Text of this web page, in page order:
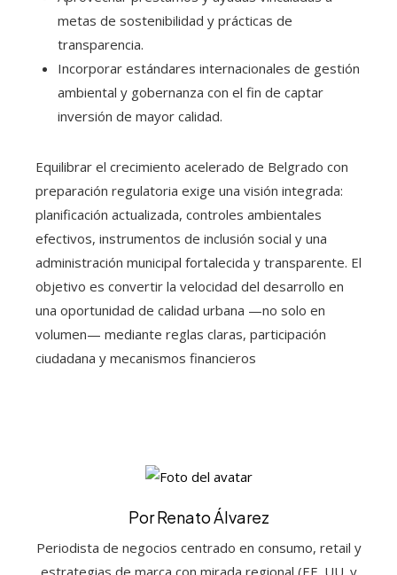
metas de sostenibilidad y prácticas de
transparencia.
Incorporar estándares internacionales de gestión
ambiental y gobernanza con el fin de captar
inversión de mayor calidad.
Equilibrar el crecimiento acelerado de Belgrado con
preparación regulatoria exige una visión integrada:
planificación actualizada, controles ambientales
efectivos, instrumentos de inclusión social y una
administración municipal fortalecida y transparente. El
objetivo es convertir la velocidad del desarrollo en
una oportunidad de calidad urbana —no solo en
volumen— mediante reglas claras, participación
ciudadana y mecanismos financieros
Por Renato Álvarez
Periodista de negocios centrado en consumo, retail y
estrategias de marca con mirada regional (EE. UU. y